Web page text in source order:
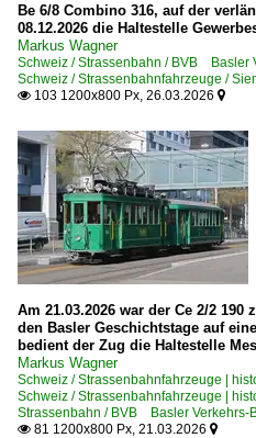
Be 6/8 Combino 316, auf der
08.12.2026 die Haltestelle
Markus Wagner
Schweiz / Strassenbahn / BVB
Schweiz / Strassenbahnfahrzeuge /
 103 1200x800 Px, 26.03.2026 
Am 21.03.2026 war der Ce 2/2 190
den Basler Geschichtstage auf
bedient der Zug die Haltestelle
Markus Wagner
Schweiz / Strassenbahnfahrzeuge |
Schweiz / Strassenbahnfahrzeuge |
Strassenbahn / BVB Basler
 81 1200x800 Px, 21.03.2026 